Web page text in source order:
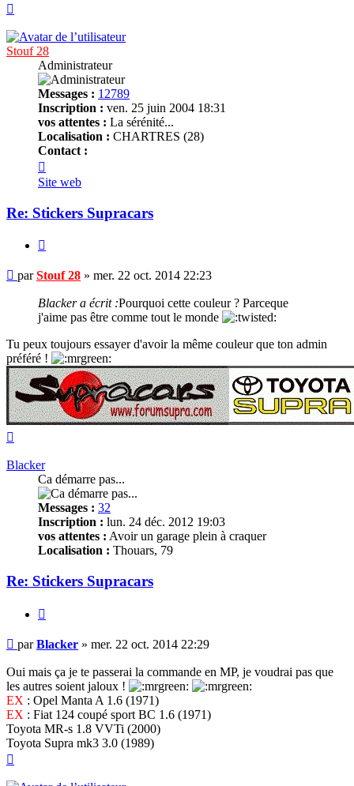
Stouf 28
Administrateur
Messages : 12789
Inscription : ven. 25 juin 2004 18:31
vos attentes : La sérénité...
Localisation : CHARTRES (28)
Contact :
Stouf
28
Site web
Re: Stickers Supracars
Message
non
parStouf 28 » mer. 22 oct. 2014 22:23
Blacker a écrit :Pourquoi cette couleur ? Parceque
j'aime pas être comme tout le monde
Tu peux toujours essayer d'avoir la même couleur que ton admin
préféré !
Blacker
Ca démarre pas...
Messages : 32
Inscription : lun. 24 déc. 2012 19:03
vos attentes : Avoir un garage plein à craquer
Localisation : Thouars, 79
Re: Stickers Supracars
Message
non
lu
parBlacker » mer. 22 oct. 2014 22:29
Oui mais ça je te passerai la commande en MP, je voudrai pas que
les autres soient jaloux !
EX : Opel Manta A 1.6 (1971)
EX : Fiat 124 coupé sport BC 1.6 (1971)
Toyota MR-s 1.8 VVTi (2000)
Toyota Supra mk3 3.0 (1989)